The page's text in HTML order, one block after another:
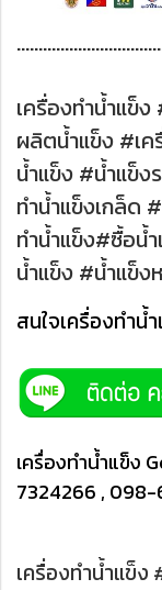
เครื่องทำน้ำแข็
ผลิตน้ำแข็ง #เค
น้ำแข็ง #น้ำแข็ง
ทำน้ำแข็งเกล็ด
ทำน้ำแข็ง#ซื้อน้
น้ำแข็ง #น้ำแข็
สนใจเครื่องทำน้
เครื่องทำน้ำแข็ง
7324266 ,
เครื่องทำน้ำแข็ง